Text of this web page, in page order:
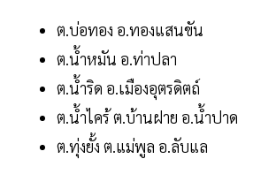
ต.บ่อทอง อ.ทองแสนขัน
ต.น้ำหมัน อ.ท่าปลา
ต.น้ำริด อ.เมืองอุตรดิตถ์
ต.น้ำไคร้ ต.บ้านฝาย อ.น้ำปาด
ต.ทุ่งยั้ง ต.แม่พูล อ.ลับแล